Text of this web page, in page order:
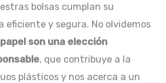
bolsas cumplan su
eficiente y segura. No olvidemos
son una elección
, que contribuye a la
plásticos y nos acerca a un